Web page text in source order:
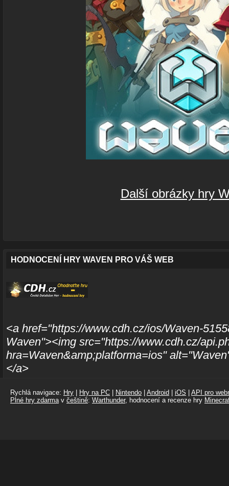
Další obrázky hry
HODNOCENÍ HRY WAVEN PRO VÁŠ WEB
<a href="https://www.cdh.cz/ios/Waven-
Waven"><img src="https://www.cdh.cz/
hra=Waven&amp;platforma=ios"
</a>
Rychlá navigace: Hry Hry na PC Nintendo Android iOS
API pro
Plné hry zdarmav češtině: Warthunder, hodnocení a recenze hry